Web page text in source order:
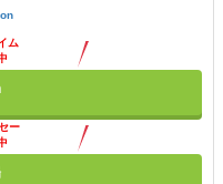
ム
ー